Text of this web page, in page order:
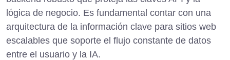
lógica de negocio. Es fundamental contar con una
arquitectura de la información clave para sitios web
escalables que soporte el flujo constante de datos
entre el usuario y la IA.